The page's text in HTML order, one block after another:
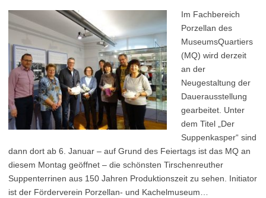
Im Fachbereich
Porzellan des
MuseumsQuartiers
(MQ) wird derzeit
an der
Neugestaltung der
Dauerausstellung
gearbeitet. Unter
dem Titel „Der
Suppenkasper“ sind
dann dort ab 6. Januar – auf Grund des Feiertags ist das MQ an
diesem Montag geöffnet – die schönsten Tirschenreuther
Suppenterrinen aus 150 Jahren Produktionszeit zu sehen. Initiator
ist der Förderverein Porzellan- und Kachelmuseum…